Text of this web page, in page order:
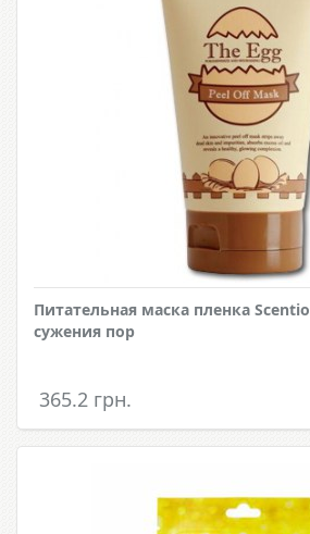
Питательная маска пленка
сужения пор
365.2 грн.